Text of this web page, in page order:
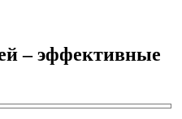
– эффективные